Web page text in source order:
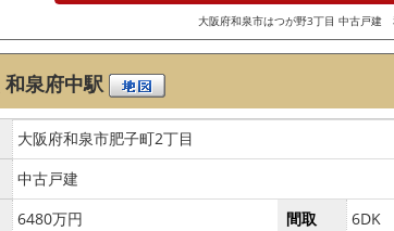
大阪府和泉市はつが野3丁目 中古戸建
和泉府中駅
大阪府和泉市肥子町2丁目
中古戸建
6480万円 間取
6DK